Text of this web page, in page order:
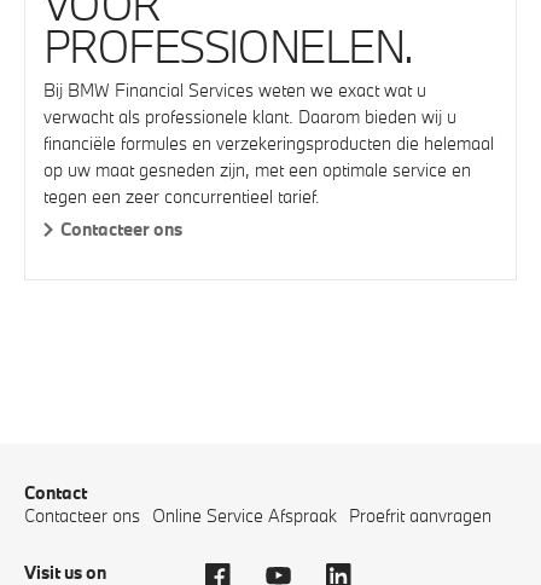
PROFESSIONELEN.
Bij BMW Financial Services weten we exact wat u
verwacht als professionele klant. Daarom bieden wij u
financiële formules en verzekeringsproducten die helemaal
op uw maat gesneden zijn, met een optimale service en
tegen een zeer concurrentieel tarief.
Contacteer ons
Contact
Contacteer ons Online Service Afspraak Proefrit aanvragen
Visit us on